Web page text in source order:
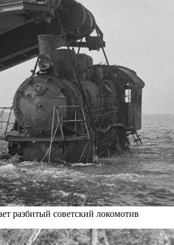
разбитый советский локомотив